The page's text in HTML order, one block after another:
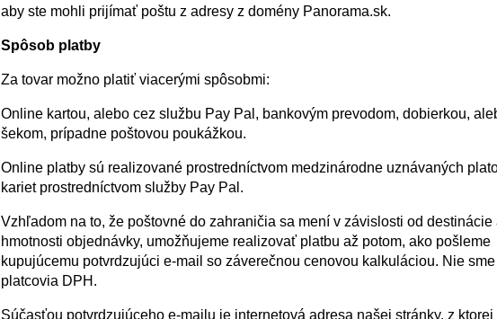
aby ste mohli prijímať poštu z adresy z domény Panorama.sk.
Spôsob platby
Za tovar možno platiť viacerými spôsobmi:
Online kartou, alebo cez službu Pay Pal, bankovým prevodom, dobierkou,
šekom, prípadne poštovou poukážkou.
Online platby sú realizované prostredníctvom medzinárodne uznávaných
kariet prostredníctvom služby Pay Pal.
Vzhľadom na to, že poštovné do zahraničia sa mení v závislosti od destinácie
hmotnosti objednávky, umožňujeme realizovať platbu až potom, ako pošleme
kupujúcemu potvrdzujúci e-mail so záverečnou cenovou kalkuláciou. Nie sme
platcovia DPH.
Súčasťou potvrdzujúceho e-mailu je internetová adresa našej stránky, z ktorej